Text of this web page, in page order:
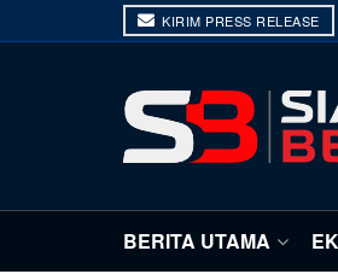
KIRIM PRESS RELEASE
BERITA UTAMA